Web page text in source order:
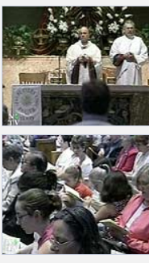
NTV International
NTV International
NTV International